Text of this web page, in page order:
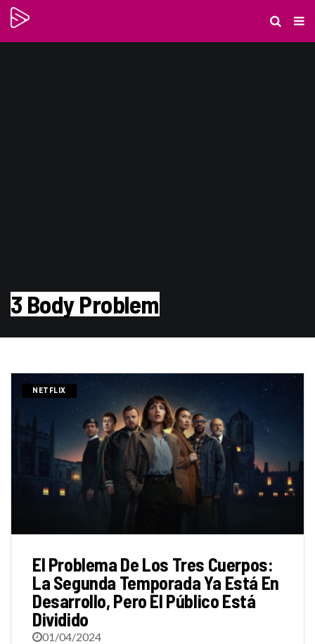
3 Body Problem
NETFLIX
El Problema De Los Tres Cuerpos:
La Segunda Temporada Ya Está En
Desarrollo, Pero El Público Está
Dividido
01/04/2024